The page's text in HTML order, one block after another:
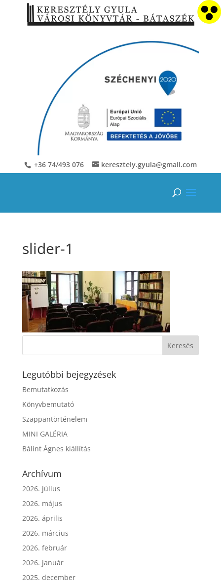
+36 74/493 076 keresztely.gyula@gmail.com
slider-1
Legutóbbi bejegyzések
Bemutatkozás
Könyvbemutató
Szappantörténelem
MINI GALÉRIA
Bálint Ágnes kiállítás
Archívum
2026. július
2026. május
2026. április
2026. március
2026. február
2026. január
2025. december